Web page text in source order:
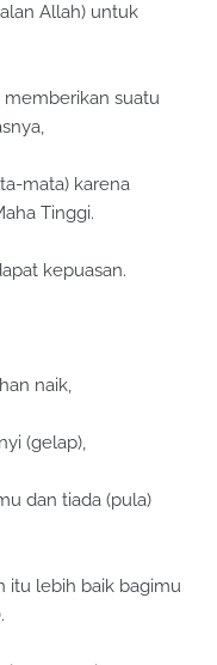
Allah) untuk
suatu
mata) karena
Tinggi.
kepuasan.
naik,
(gelap),
dan tiada (pula)
itu lebih baik bagimu